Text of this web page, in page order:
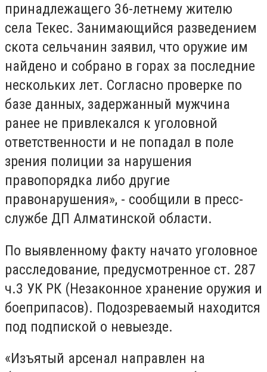
принадлежащего 36-летнему жителю
села Текес. Занимающийся разведением
скота сельчанин заявил, что оружие им
найдено и собрано в горах за последние
нескольких лет. Согласно проверке по
базе данных, задержанный мужчина
ранее не привлекался к уголовной
ответственности и не попадал в поле
зрения полиции за нарушения
правопорядка либо другие
правонарушения», - сообщили в пресс-
службе ДП Алматинской области.
По выявленному факту начато уголовное
расследование, предусмотренное ст. 287
ч.3 УК РК (Незаконное хранение оружия и
боеприпасов). Подозреваемый находится
под подпиской о невыезде.
«Изъятый арсенал направлен на